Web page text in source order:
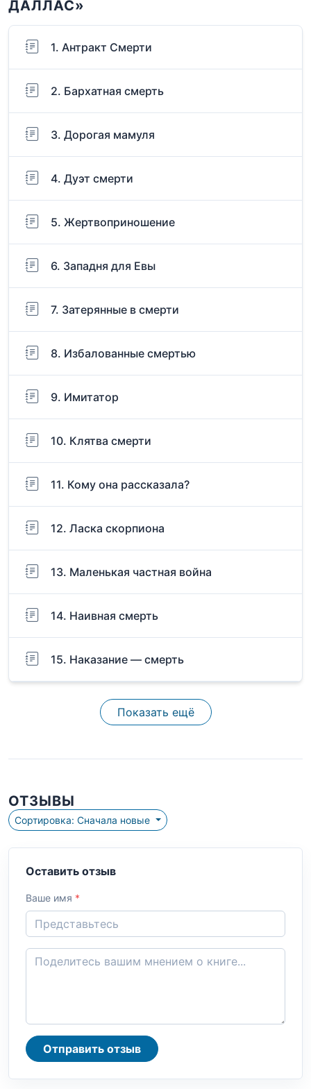
ДАЛЛАС»
1. Антракт Смерти
2. Бархатная смерть
3. Дорогая мамуля
4. Дуэт смерти
5. Жертвоприношение
6. Западня для Евы
7. Затерянные в смерти
8. Избалованные смертью
9. Имитатор
10. Клятва смерти
11. Кому она рассказала?
12. Ласка скорпиона
13. Маленькая частная война
14. Наивная смерть
15. Наказание — смерть
Показать ещё
ОТЗЫВЫ
Сортировка: Сначала новые
Оставить отзыв
Ваше имя *
Отправить отзыв